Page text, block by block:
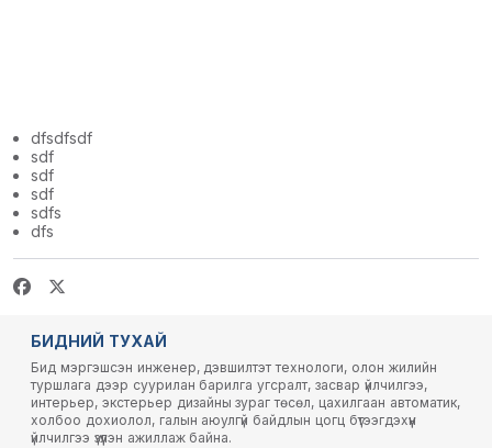
dfsdfsdf
sdf
sdf
sdf
sdfs
dfs
БИДНИЙ ТУХАЙ
Бид мэргэшсэн инженер, дэвшилтэт технологи, олон жилийн
туршлага дээр суурилан барилга угсралт, засвар үйлчилгээ,
интерьер, экстерьер дизайны зураг төсөл, цахилгаан автоматик,
холбоо дохиолол, галын аюулгүй байдлын цогц бүтээгдэхүүн
үйлчилгээ үзүүлэн ажиллаж байна.